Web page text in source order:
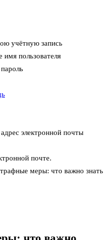
учётную запись
имя пользователя
электронной почты
почте.
меры: что важно знать